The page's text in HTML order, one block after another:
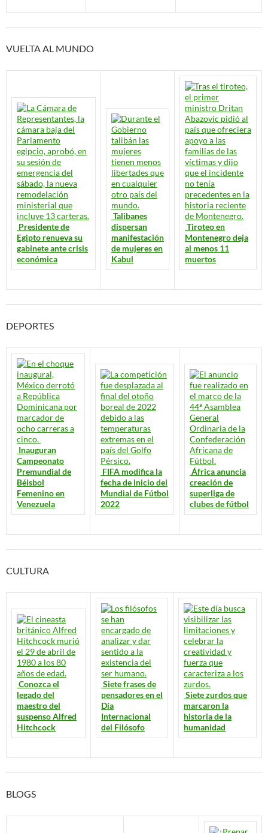
VUELTA AL MUNDO
Presidente de
Egipto renueva su
gabinete ante crisis
económica
Talibanes
dispersan
manifestación
de mujeres en
Kabul
Tiroteo en
Montenegro deja
al menos 11
muertos
DEPORTES
Inauguran
Campeonato
Premundial de
Béisbol
Femenino en
Venezuela
FIFA modifica la
fecha de inicio del
Mundial de Fútbol
2022
África anuncia
creación de
superliga de
clubes de fútbol
CULTURA
Conozca el
legado del
maestro del
suspenso Alfred
Hitchcock
Siete frases de
pensadores en el
Día
Internacional
del Filósofo
Siete zurdos que
marcaron la
historia de la
humanidad
BLOGS